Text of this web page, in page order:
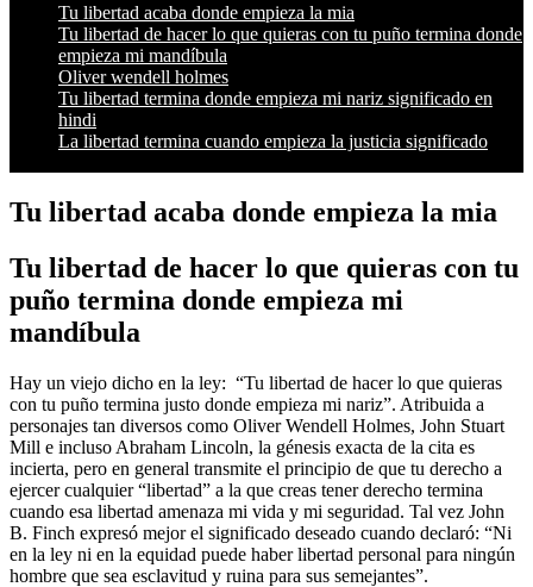
Tu libertad acaba donde empieza la mia
Tu libertad de hacer lo que quieras con tu puño termina donde
empieza mi mandíbula
Oliver wendell holmes
Tu libertad termina donde empieza mi nariz significado en
hindi
La libertad termina cuando empieza la justicia significado
Tu libertad acaba donde empieza la mia
Tu libertad de hacer lo que quieras con tu
puño termina donde empieza mi
mandíbula
Hay un viejo dicho en la ley: “Tu libertad de hacer lo que quieras
con tu puño termina justo donde empieza mi nariz”. Atribuida a
personajes tan diversos como Oliver Wendell Holmes, John Stuart
Mill e incluso Abraham Lincoln, la génesis exacta de la cita es
incierta, pero en general transmite el principio de que tu derecho a
ejercer cualquier “libertad” a la que creas tener derecho termina
cuando esa libertad amenaza mi vida y mi seguridad. Tal vez John
B. Finch expresó mejor el significado deseado cuando declaró: “Ni
en la ley ni en la equidad puede haber libertad personal para ningún
hombre que sea esclavitud y ruina para sus semejantes”.